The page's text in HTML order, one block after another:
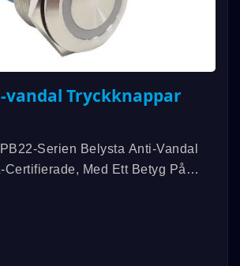
vandal Tryckknappar
Serien Belysta Anti-Vandal
Certifierade, Med Ett Betyg På
Och Har En Lång Livslängd På
Livscykler...